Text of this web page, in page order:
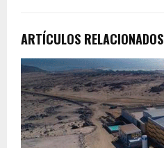
ARTÍCULOS RELACIONADOS